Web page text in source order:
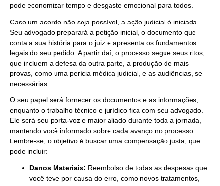
pode economizar tempo e desgaste emocional para todos.
Caso um acordo não seja possível, a ação judicial é iniciada.
Seu advogado preparará a petição inicial, o documento que
conta a sua história para o juiz e apresenta os fundamentos
legais do seu pedido. A partir daí, o processo segue seus ritos,
que incluem a defesa da outra parte, a produção de mais
provas, como uma perícia médica judicial, e as audiências, se
necessárias.
O seu papel será fornecer os documentos e as informações,
enquanto o trabalho técnico e jurídico fica com seu advogado.
Ele será seu porta-voz e maior aliado durante toda a jornada,
mantendo você informado sobre cada avanço no processo.
Lembre-se, o objetivo é buscar uma compensação justa, que
pode incluir:
Danos Materiais: Reembolso de todas as despesas que
você teve por causa do erro, como novos tratamentos,